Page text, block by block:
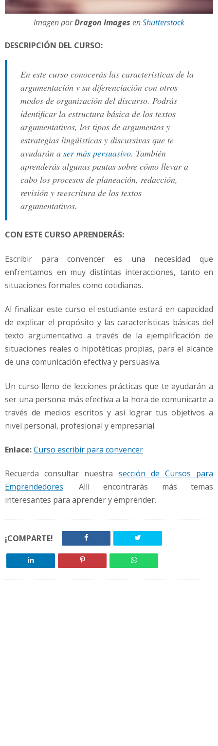
Imagen porDragon Images enShutterstock
DESCRIPCIÓN DEL CURSO:
En este curso conocerás las características de la
argumentación y su diferenciación con otros
modos de organización del discurso. Podrás
identificar la estructura básica de los textos
argumentativos, los tipos de argumentos y
estrategias lingüísticas y discursivas que te
ayudarán a ser más persuasivo. También
aprenderás algunas pautas sobre cómo llevar a
cabo los procesos de planeación, redacción,
revisión y reescritura de los textos
argumentativos.
CON ESTE CURSO APRENDERÁS:
Escribir para convencer es una necesidad que
enfrentamos en muy distintas interacciones, tanto en
situaciones formales como cotidianas.
Al finalizar este curso el estudiante estará en capacidad
de explicar el propósito y las características básicas del
texto argumentativo a través de la ejemplificación de
situaciones reales o hipotéticas propias, para el alcance
de una comunicación efectiva y persuasiva.
Un curso lleno de lecciones prácticas que te ayudarán a
ser una persona más efectiva a la hora de comunicarte a
través de medios escritos y así lograr tus objetivos a
nivel personal, profesional y empresarial.
Enlace:Curso escribir para convencer
Recuerda consultar nuestra sección de Cursos para
Emprendedores. Allí encontrarás más temas
interesantes para aprender y emprender.
¡COMPARTE!